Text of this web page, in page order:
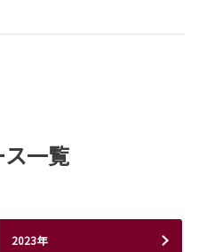
一覧
2023年